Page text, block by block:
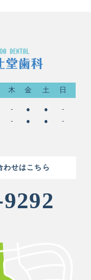
木 金 土 日
- ● ●
-
- ● ● -
わせはこちら